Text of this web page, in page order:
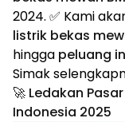
2024. ✅ Kami
listrik bekas
hingga peluang
Simak
🚀 Ledakan
Indonesia 2025